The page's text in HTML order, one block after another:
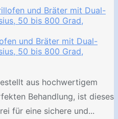
und Bräter mit Dual-
50 bis 800 Grad,
aus hochwertigem
Behandlung, ist dieses
für eine sichere und...